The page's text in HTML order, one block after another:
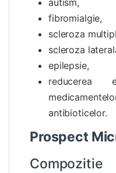
autism,
fibromialgie,
scleroza
scleroza
epilepsie,
reducerea
antibioticelor.
Prospect
Compozitie